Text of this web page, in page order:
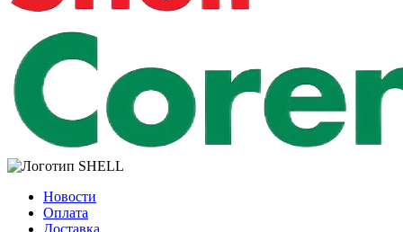
Новости
Оплата